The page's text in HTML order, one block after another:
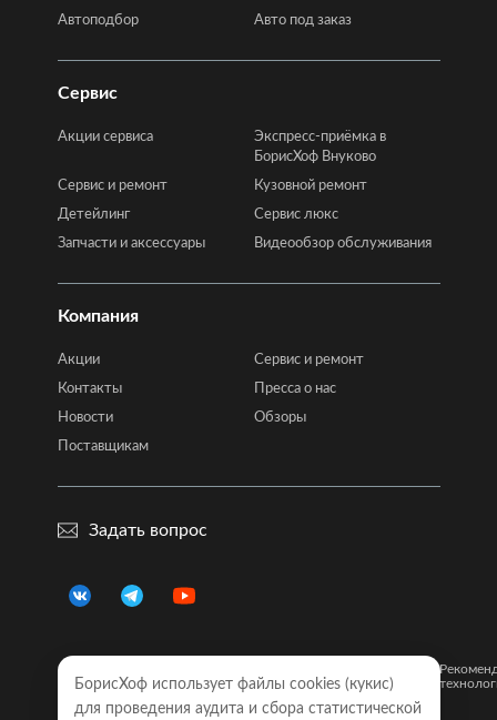
Автоподбор
Авто под заказ
Сервис
Акции сервиса
Экспресс-приёмка в
БорисХоф Внуково
Сервис и ремонт
Кузовной ремонт
Детейлинг
Сервис люкс
Запчасти и аксессуары
Видеообзор обслуживания
Компания
Акции
Сервис и ремонт
Контакты
Пресса о нас
Новости
Обзоры
Поставщикам
Задать вопрос
Правовая
информация
конфиденциальности
сайта
БорисХоф использует файлы cookies (кукиc)
для проведения аудита и сбора статистической